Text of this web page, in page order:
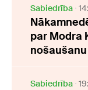
Sabiedrība
par Modra
nošaušanu
Sabiedrība